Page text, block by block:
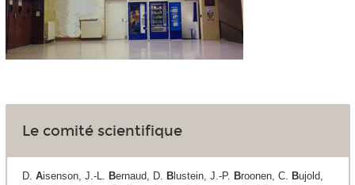
Le comité scientifique
D. Aisenson, J.-L. Bernaud, D. Blustein, J.-P. Broonen, C. Bujold,